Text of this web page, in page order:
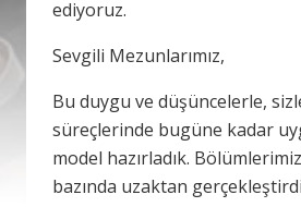
ediyoruz.
Sevgili Mezunlarımız,
Bu duygu ve düşüncelerle,
süreçlerinde bugüne kadar
model hazırladık.
bazında uzaktan